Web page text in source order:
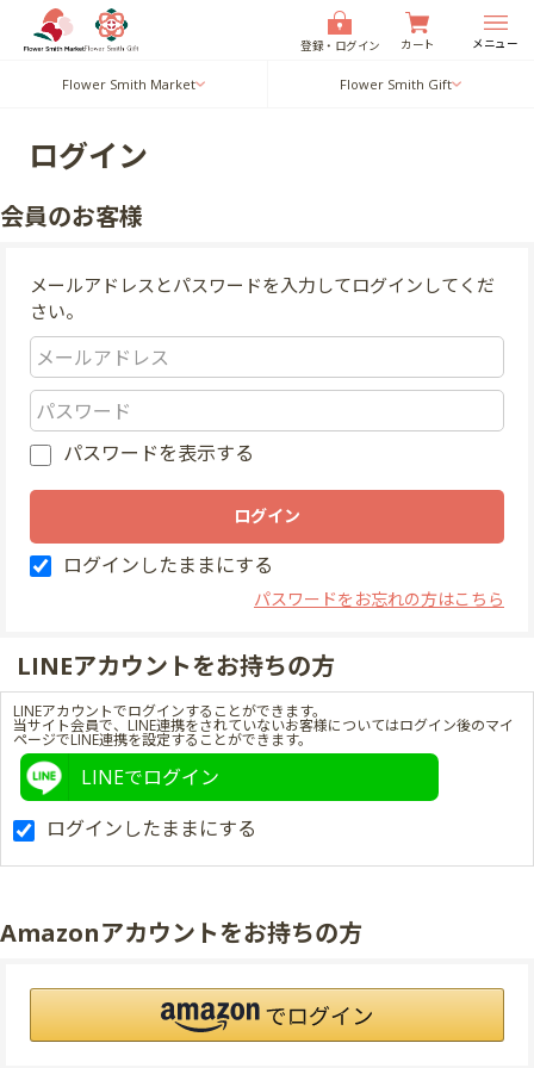
登録・ログイン カート メニュー
Flower Smith Market Flower Smith Gift
ログイン
会員のお客様
メールアドレスとパスワードを入力してログインしてくだ
さい。
パスワードを表示する
ログインしたままにする
パスワードをお忘れの方はこちら
LINEアカウントをお持ちの方
LINEアカウントでログインすることができます。
当サイト会員で、LINE連携をされていないお客様についてはログイン後のマイ
ページでLINE連携を設定することができます。
LINEでログイン
ログインしたままにする
Amazonアカウントをお持ちの方